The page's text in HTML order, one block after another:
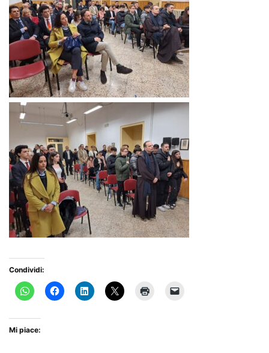
Condividi:
Mi piace: